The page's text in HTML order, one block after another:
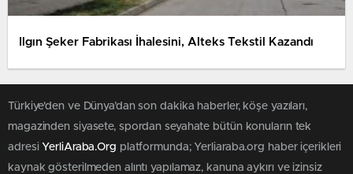
Ilgın Şeker Fabrikası İhalesini, Alteks Tekstil Kazandı
Türkiye'den ve Dünya’dan son dakika haberler, köşe yazıları,
magazinden siyasete, spordan seyahate bütün konuların tek
adresi YerliAraba.Org platformunda; Yerliaraba.org haber içerikleri
kaynak gösterilmeden alıntı yapılamaz, kanuna aykırı ve izinsiz